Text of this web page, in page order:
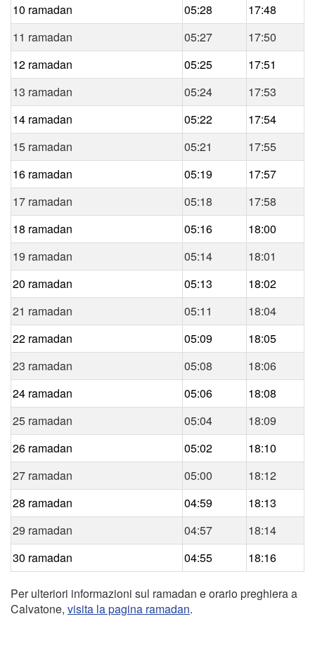
10 ramadan 05:28
17:48
11 ramadan
05:27
17:50
12 ramadan
05:25
17:51
13 ramadan
05:24
17:53
14 ramadan
05:22
17:54
15 ramadan
05:21
17:55
16 ramadan
05:19
17:57
17 ramadan
05:18
17:58
18 ramadan
05:16
18:00
19 ramadan
05:14
18:01
20 ramadan
05:13
18:02
21 ramadan
05:11
18:04
22 ramadan
05:09
18:05
23 ramadan
05:08
18:06
24 ramadan
05:06
18:08
25 ramadan
05:04
18:09
26 ramadan
05:02
18:10
27 ramadan
05:00
18:12
28 ramadan
04:59
18:13
29 ramadan
04:57
18:14
30 ramadan
04:55 18:16
Per ulteriori informazioni sul ramadan e orario preghiera a
Calvatone, visita la pagina ramadan.